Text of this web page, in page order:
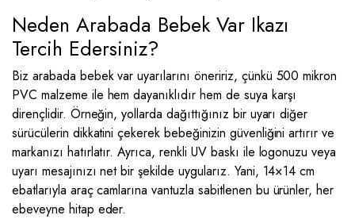
Neden Arabada Bebek Var Ikazı
Tercih Edersiniz?
Biz arabada bebek var uyarılarını öneririz, çünkü 500 mikron
PVC malzeme ile hem dayanıklıdır hem de suya karşı
dirençlidir. Örneğin, yollarda dağıttığınız bir uyarı diğer
sürücülerin dikkatini çekerek bebeğinizin güvenliğini artırır ve
markanızı hatırlatır. Ayrıca, renkli UV baskı ile logonuzu veya
uyarı mesajınızı net bir şekilde uygularız. Yani, 14×14 cm
ebatlarıyla araç camlarına vantuzla sabitlenen bu ürünler, her
ebeveyne hitap eder.